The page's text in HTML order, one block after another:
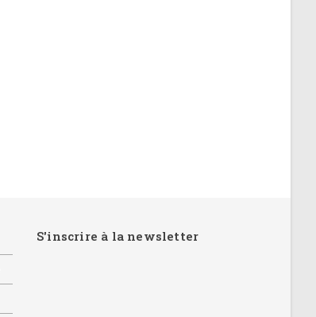
S'inscrire à la newsletter